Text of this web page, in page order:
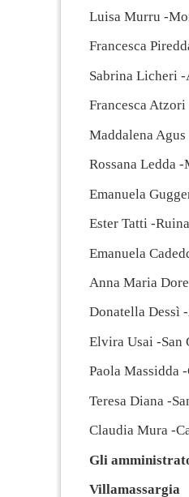
Luisa Murru -
Francesca
Sabrina Licheri
Francesca
Maddalena
Rossana Ledda
Emanuela
Ester Tatti -
Emanuela
Anna Maria
Donatella Dessì
Elvira Usai -San
Paola Massidda
Teresa Diana -
Claudia Mura -
Gli
Villamassargia